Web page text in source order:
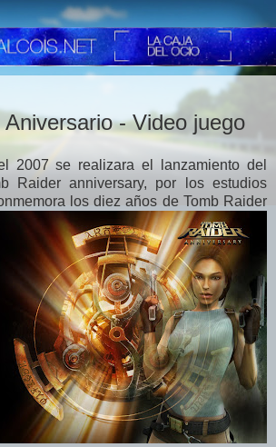
Aniversario - Video juego
2007 se realizara el lanzamiento del
Raider anniversary, por los estudios
los diez años de Tomb Raider